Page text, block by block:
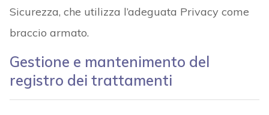
Sicurezza, che utilizza l’adeguata Privacy come
braccio armato.
Gestione e mantenimento del
registro dei trattamenti